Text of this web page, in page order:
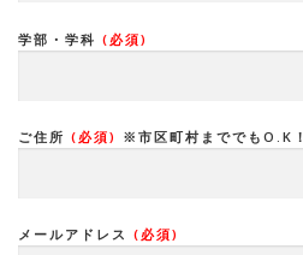
学部・学科 (必須)
ご住所 (必須) ※市区町村まででもO.K！
メールアドレス (必須)